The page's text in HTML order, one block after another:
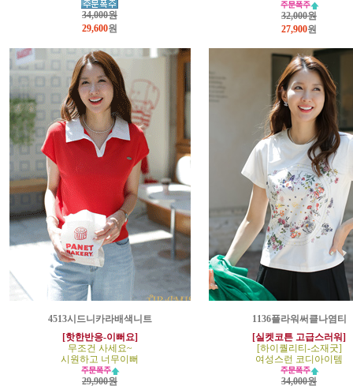
34,000원
29,600원
32,000원
27,900원
4513시드니카라배색니트
[핫한반응-이뻐요]
무조건 사세요~
시원하고 너무이뻐
29,900원
1136플라워써클나염티
[실켓코튼 고급스러워]
[하이퀄리티-소재굿]
여성스런 코디아이템
34,000원